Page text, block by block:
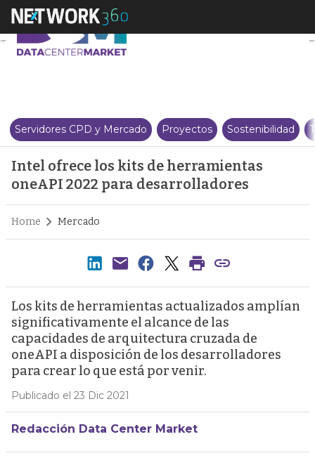
Intel ofrece los kits de
Servidores CPD y Mercado Proyectos Sostenibilidad
Intel ofrece los kits de herramientas
oneAPI 2022 para desarrolladores
Home Mercado
Los kits de herramientas actualizados amplían
significativamente el alcance de las
capacidades de arquitectura cruzada de
oneAPI a disposición de los desarrolladores
para crear lo que está por venir.
Publicado el 23 Dic 2021
Redacción Data Center Market